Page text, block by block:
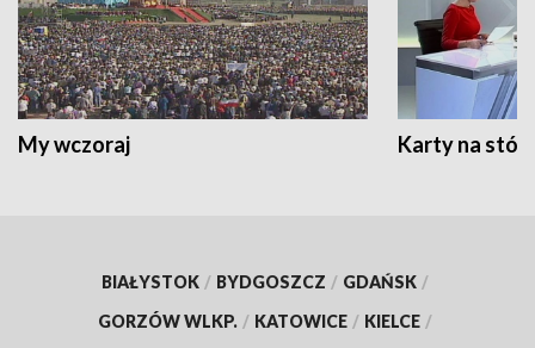
My wczoraj Karty na
BIAŁYSTOK / BYDGOSZCZ / GDAŃSK /
GORZÓW WLKP. / KATOWICE / KIELCE /